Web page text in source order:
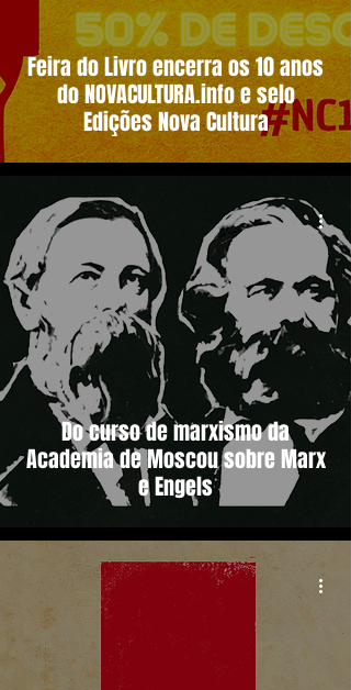
Feira do Livro encerra os 10 anos
do NOVACULTURA.info e selo
Edições Nova Cultura
Do curso de marxismo da
Academia de Moscou sobre Marx
e Engels